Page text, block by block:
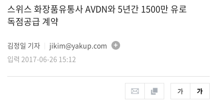
스위스 화장품유통사 AVDN와 5년간 1500만 유로
독점공급 계약
김정일 기자
jikim@yakup.com
입력 2017-06-26 15:12